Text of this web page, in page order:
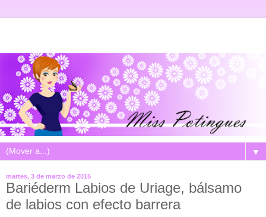
▼
martes, 3 de marzo de 2015
Bariéderm Labios de Uriage, bálsamo
de labios con efecto barrera